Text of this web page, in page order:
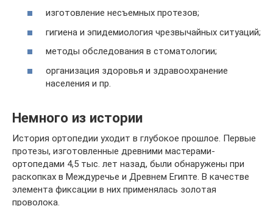
изготовление несъемных протезов;
гигиена и эпидемиология чрезвычайных ситуаций;
методы обследования в стоматологии;
организация здоровья и здравоохранение
населения и пр.
Немного из истории
История ортопедии уходит в глубокое прошлое. Первые
протезы, изготовленные древними мастерами-
ортопедами 4,5 тыс. лет назад, были обнаружены при
раскопках в Междуречье и Древнем Египте. В качестве
элемента фиксации в них применялась золотая
проволока.